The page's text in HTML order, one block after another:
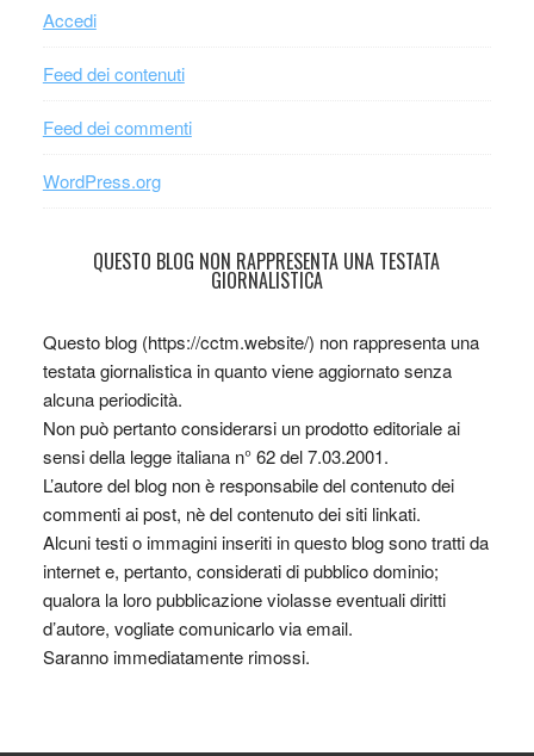
Accedi
Feed dei contenuti
Feed dei commenti
WordPress.org
QUESTO BLOG NON RAPPRESENTA UNA TESTATA
GIORNALISTICA
Questo blog (https://cctm.website/) non rappresenta una
testata giornalistica in quanto viene aggiornato senza
alcuna periodicità.
Non può pertanto considerarsi un prodotto editoriale ai
sensi della legge italiana n° 62 del 7.03.2001.
L’autore del blog non è responsabile del contenuto dei
commenti ai post, nè del contenuto dei siti linkati.
Alcuni testi o immagini inseriti in questo blog sono tratti da
internet e, pertanto, considerati di pubblico dominio;
qualora la loro pubblicazione violasse eventuali diritti
d’autore, vogliate comunicarlo via email.
Saranno immediatamente rimossi.